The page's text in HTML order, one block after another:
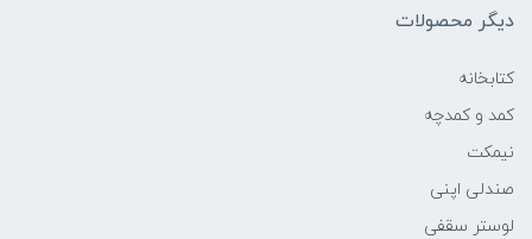
دیگر محصولات
کتابخانه
کمد و کمدچه
نیمکت
صندلی اپنی
لوستر سقفی